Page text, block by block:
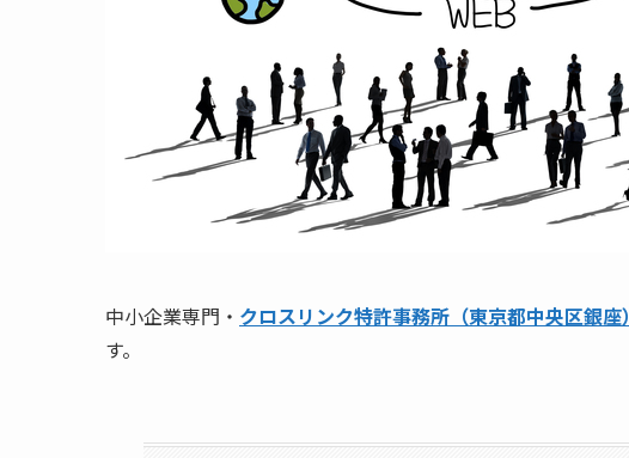
中小企業専門・ クロスリンク特許事務所（東京都中央区銀座）
す。